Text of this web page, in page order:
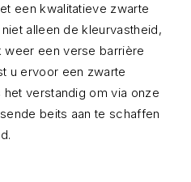
een kwalitatieve zwarte
alleen de kleurvastheid,
weer een verse barrière
u ervoor een zwarte
verstandig om via onze
beits aan te schaffen